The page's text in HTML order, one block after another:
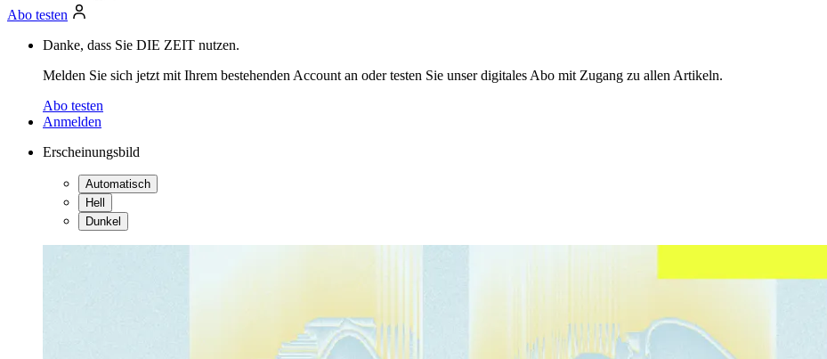
Abo testen
Danke, dass Sie DIE ZEIT nutzen.
Melden Sie sich jetzt mit Ihrem bestehenden Account an oder testen Sie unser digitales Abo mit Zugang zu allen Artikeln.
Abo testen
Anmelden
Erscheinungsbild
Automatisch
Hell
Dunkel